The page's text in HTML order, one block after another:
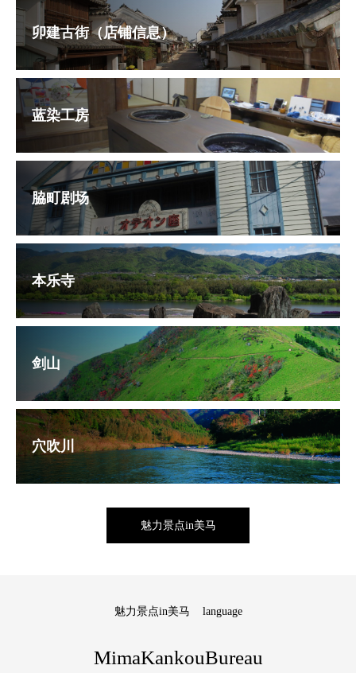
卯建古街（店铺信息）
蓝染工房
脇町剧场
本乐寺
剑山
穴吹川
魅力景点in美马
魅力景点in美马 language
MimaKankouBureau